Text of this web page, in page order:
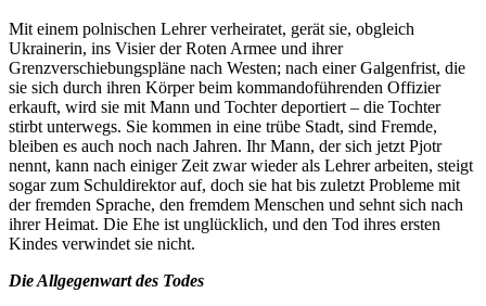
Mit einem polnischen Lehrer verheiratet, gerät sie, obgleich
Ukrainerin, ins Visier der Roten Armee und ihrer
Grenzverschiebungspläne nach Westen; nach einer Galgenfrist, die
sie sich durch ihren Körper beim kommandoführenden Offizier
erkauft, wird sie mit Mann und Tochter deportiert – die Tochter
stirbt unterwegs. Sie kommen in eine trübe Stadt, sind Fremde,
bleiben es auch noch nach Jahren. Ihr Mann, der sich jetzt Pjotr
nennt, kann nach einiger Zeit zwar wieder als Lehrer arbeiten, steigt
sogar zum Schuldirektor auf, doch sie hat bis zuletzt Probleme mit
der fremden Sprache, den fremdem Menschen und sehnt sich nach
ihrer Heimat. Die Ehe ist unglücklich, und den Tod ihres ersten
Kindes verwindet sie nicht.
Die Allgegenwart des Todes